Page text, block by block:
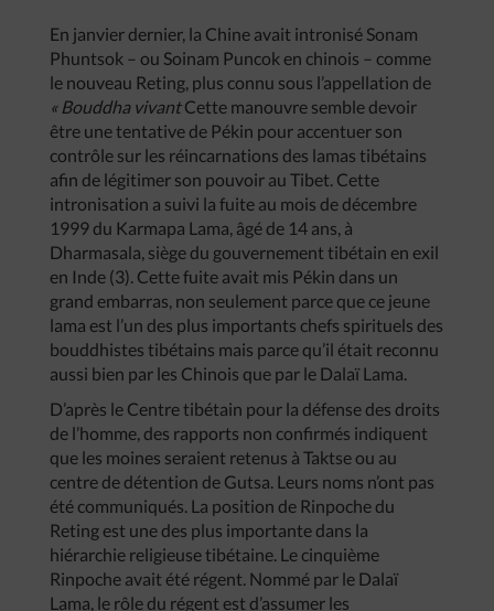
En janvier dernier, la Chine avait intronisé Sonam
Phuntsok – ou Soinam Puncok en chinois – comme
le nouveau Reting, plus connu sous l’appellation de
« Bouddha vivantCette manouvre semble devoir
être une tentative de Pékin pour accentuer son
contrôle sur les réincarnations des lamas tibétains
afin de légitimer son pouvoir au Tibet. Cette
intronisation a suivi la fuite au mois de décembre
1999 du Karmapa Lama, âgé de 14 ans, à
Dharmasala, siège du gouvernement tibétain en exil
en Inde (3). Cette fuite avait mis Pékin dans un
grand embarras, non seulement parce que ce jeune
lama est l’un des plus importants chefs spirituels des
bouddhistes tibétains mais parce qu’il était reconnu
aussi bien par les Chinois que par le Dalaï Lama.
D’après le Centre tibétain pour la défense des droits
de l’homme, des rapports non confirmés indiquent
que les moines seraient retenus à Taktse ou au
centre de détention de Gutsa. Leurs noms n’ont pas
été communiqués. La position de Rinpoche du
Reting est une des plus importante dans la
hiérarchie religieuse tibétaine. Le cinquième
Rinpoche avait été régent. Nommé par le Dalaï
Lama, le rôle du régent est d’assumer les